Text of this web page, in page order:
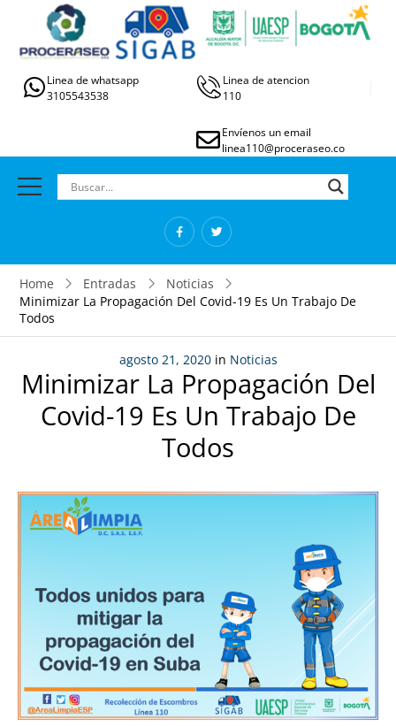
Linea de whatsapp
3105543538
Linea de atencion
110
Envíenos un email
linea110@proceraseo.co
Home Entradas
Noticias
Minimizar La Propagación Del Covid-19 Es Un Trabajo De
Todos
agosto 21, 2020in Noticias
Minimizar La Propagación Del
Covid-19 Es Un Trabajo De
Todos